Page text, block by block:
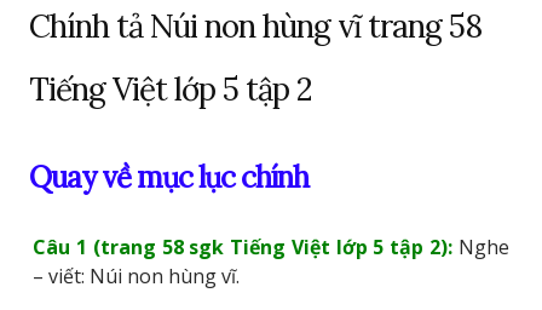
Chính tả Núi non hùng vĩ trang 58
Tiếng Việt lớp 5 tập 2
Quay về mục lục chính
Câu 1 (trang 58 sgk Tiếng Việt lớp 5 tập 2): Nghe
– viết: Núi non hùng vĩ.